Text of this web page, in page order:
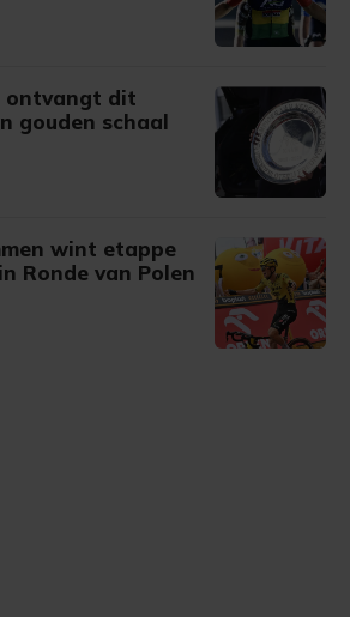
ontvangt dit
gouden schaal
wint etappe
Ronde van Polen